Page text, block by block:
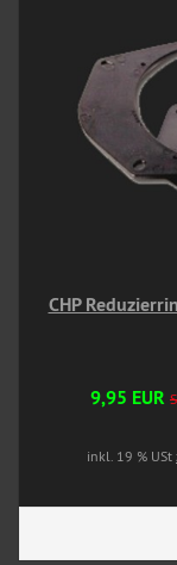
CHP
9,95 EUR
inkl. 19 % USt